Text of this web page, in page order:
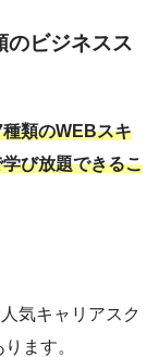
のビジネスス
種類のWEBスキ
び放題できるこ
気キャリアスク
ります。